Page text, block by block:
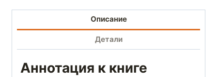
Описание
Детали
Аннотация к книге